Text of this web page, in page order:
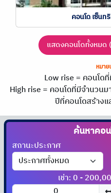
คอนโด เซ็นท
แสดงคอนโดทั้งหมด
หมาย
Low rise = คอนโด
High rise = คอนโดที่มีจำนวน
ปีที่คอนโดสร้าง
ค้นหาคอ
สถานะประกาศ
เช่า: 0 -